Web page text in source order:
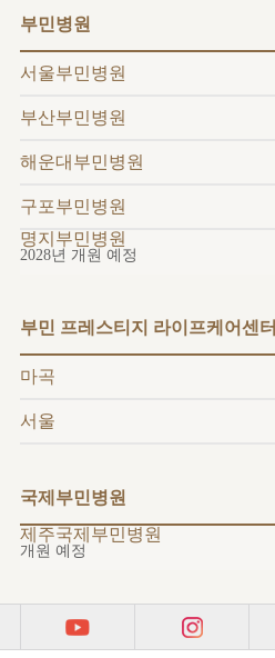
연혁
조직도
오시는길
의료진
외래진료
부민병원
40주년
역사관
프레스티지
라이프케어센터
부민병원
서울부민병원
부산부민병원
해운대부민병원
구포부민병원
명지부민병원
2028년 개원 예정
부민 프레스티지 라이프케어센터
마곡
서울
국제부민병원
제주국제부민병원
개원 예정